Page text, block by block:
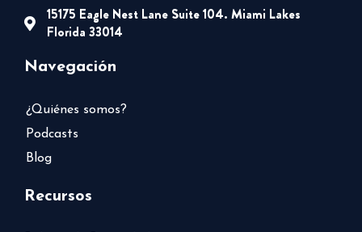
15175 Eagle Nest Lane Suite 104. Miami Lakes
Florida 33014
Navegación
¿Quiénes somos?
Podcasts
Blog
Recursos